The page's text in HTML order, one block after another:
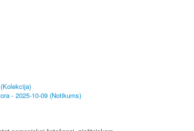
- 2025-10-09 (Notikums)